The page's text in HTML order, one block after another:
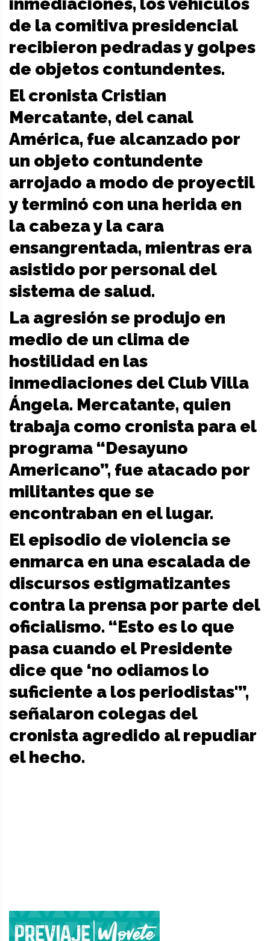
de la comitiva presidencial
recibieron pedradas y golpes
de objetos contundentes.
El cronista Cristian
Mercatante, del canal
América, fue alcanzado por
un objeto contundente
arrojado a modo de proyectil
y terminó con una herida en
la cabeza y la cara
ensangrentada, mientras era
asistido por personal del
sistema de salud.
La agresión se produjo en
medio de un clima de
hostilidad en las
inmediaciones del Club Villa
Ángela. Mercatante, quien
trabaja como cronista para el
programa “Desayuno
Americano”, fue atacado por
militantes que se
encontraban en el lugar.
El episodio de violencia se
enmarca en una escalada de
discursos estigmatizantes
contra la prensa por parte del
oficialismo. “Esto es lo que
pasa cuando el Presidente
dice que ‘no odiamos lo
suficiente a los periodistas'”,
señalaron colegas del
cronista agredido al repudiar
el hecho.